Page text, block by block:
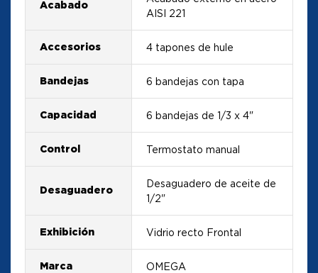
Acabado
AISI 221
Accesorios 4 tapones de hule
Bandejas 6 bandejas con tapa
Capacidad 6 bandejas de 1/3 x 4"
Control Termostato manual
Desaguadero
Desaguadero de aceite de
1/2"
Exhibición Vidrio recto Frontal
Marca OMEGA